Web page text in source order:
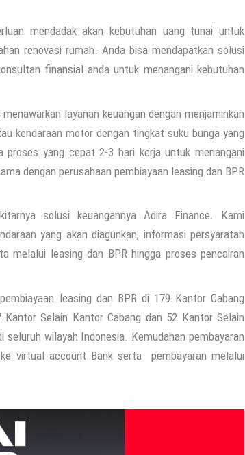
mendadak akan kebutuhan uang tunai untuk
renovasi rumah. Anda bisa mendapatkan solusi
finansial anda untuk menangani kebutuhan
layanan keuangan dengan menjaminkan
kendaraan motor dengan tingkat suku bunga yang
yang cepat 2-3 hari kerja untuk menangani
dengan perusahaan pembiayaan leasing dan BPR
solusi keuangannya Adira Finance. Kami
yang akan diagunkan, informasi persyaratan
melalui leasing dan BPR hingga proses pencairan
leasing dan BPR di 179 Kantor Cabang
Selain Kantor Cabang dan 52 Kantor Selain
wilayah Indonesia. Kemudahan pembayaran
virtual account Bank serta pembayaran melalui